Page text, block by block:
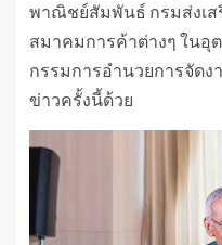
พาณิชย์สัมพันธ์ กรมส่งเส
สมาคมการค้าต่างๆ ในอุ
กรรมการอำนวยการจัดง
ข่าวครั้งนี้ด้วย